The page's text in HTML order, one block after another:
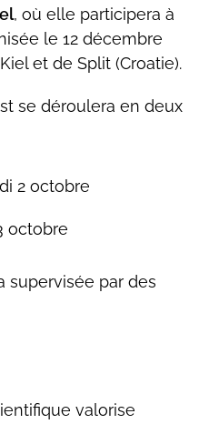
, où elle participera à
le 12 décembre
et de Split (Croatie).
se déroulera en deux
2 octobre
octobre
supervisée par des
valorise